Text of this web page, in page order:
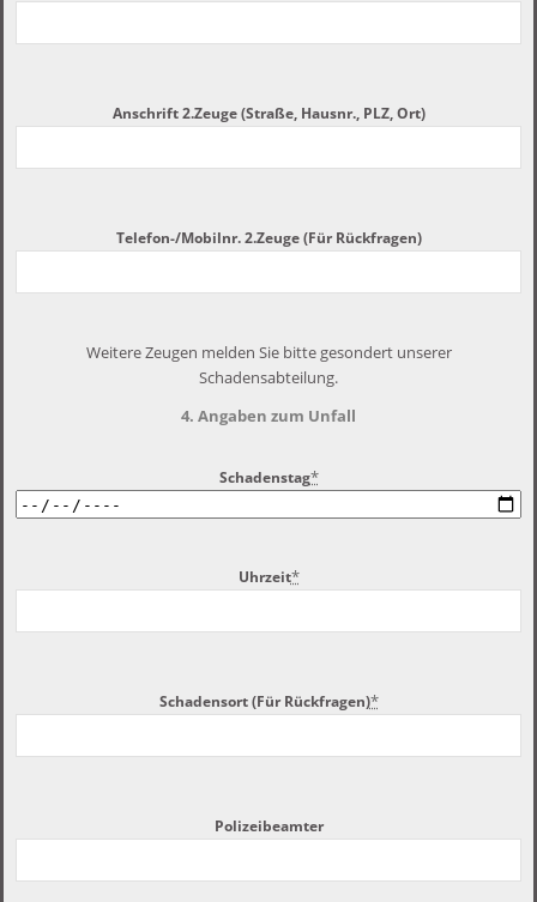
Anschrift 2.Zeuge (Straße, Hausnr., PLZ, Ort)
Telefon-/Mobilnr. 2.Zeuge (Für Rückfragen)
Weitere Zeugen melden Sie bitte gesondert unserer
Schadensabteilung.
4. Angaben zum Unfall
Schadenstag*
Uhrzeit*
Schadensort (Für Rückfragen)*
Polizeibeamter